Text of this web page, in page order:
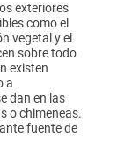
exteriores
como el
vegetal y el
sobre todo
existen
a
dan en las
o chimeneas.
fuente de